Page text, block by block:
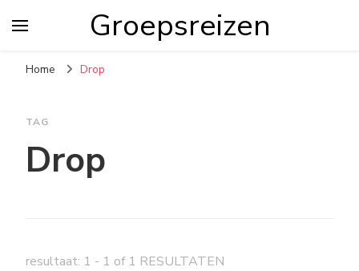
Groepsreizen
Home Drop
TAG
Drop
resultaat: 1 - 1 of 1 RESULTATEN